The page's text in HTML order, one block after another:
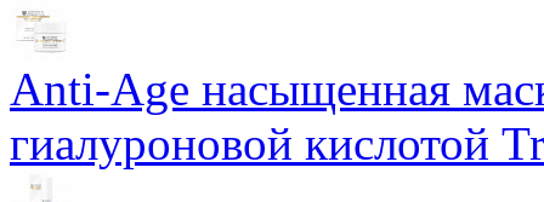
Anti-Age насыщенная
гиалуроновой кислотой